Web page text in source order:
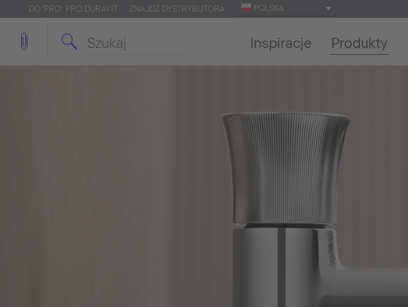
DO 'PRO': PRO.DURAVIT ZNAJDŹ DYSTRYBUTORA POLSKA
Inspiracje Produkty